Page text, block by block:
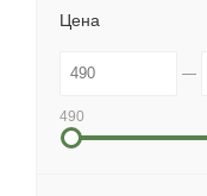
Цена
490